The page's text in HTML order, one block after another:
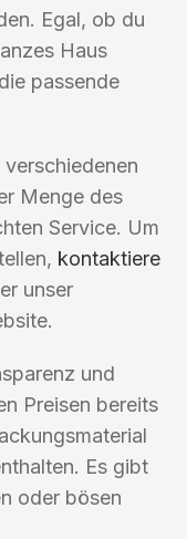
Egal, ob du
Haus
passende
Menge des
Service. Um
kontaktiere
unser
und
Preisen bereits
Es gibt
oder bösen